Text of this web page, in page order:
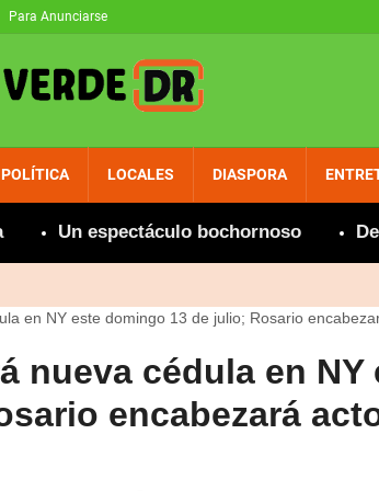
Para Anunciarse
POLÍTICA LOCALES DIASPORA
Un espectáculo bochornoso
nueva cédula en
encabezará